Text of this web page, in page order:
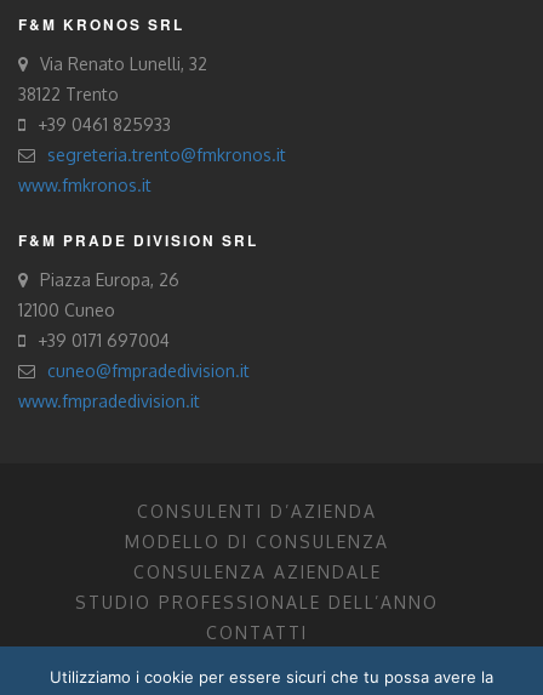
F&M KRONOS SRL
Via Renato Lunelli, 32
38122 Trento
+39 0461 825933
segreteria.trento@fmkronos.it
www.fmkronos.it
F&M PRADE DIVISION SRL
Piazza Europa, 26
12100 Cuneo
+39 0171 697004
cuneo@fmpradedivision.it
www.fmpradedivision.it
CONSULENTI D’AZIENDA
MODELLO DI CONSULENZA
CONSULENZA AZIENDALE
STUDIO PROFESSIONALE DELL’ANNO
CONTATTI
FM CONSULENTI D’AZIENDA SOCIETÀ TRA PROFESSIONISTI
Utilizziamo i cookie per essere sicuri che tu possa avere la